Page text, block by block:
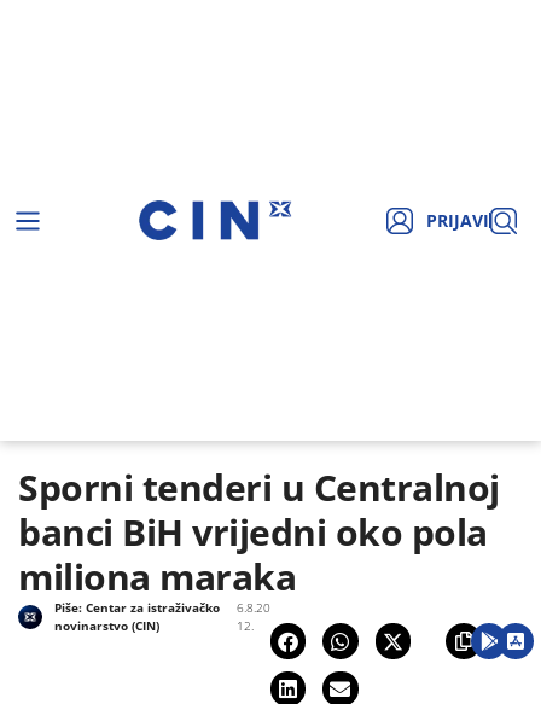
PRIJAVI
Sporni tenderi u Centralnoj
banci BiH vrijedni oko pola
miliona maraka
6.8.20
12.
Piše:Centar za istraživačko
novinarstvo (CIN)